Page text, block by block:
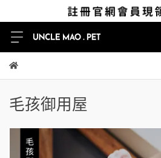
毛孩御用屋